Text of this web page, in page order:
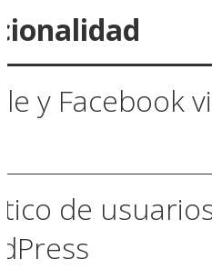
y Facebook
de